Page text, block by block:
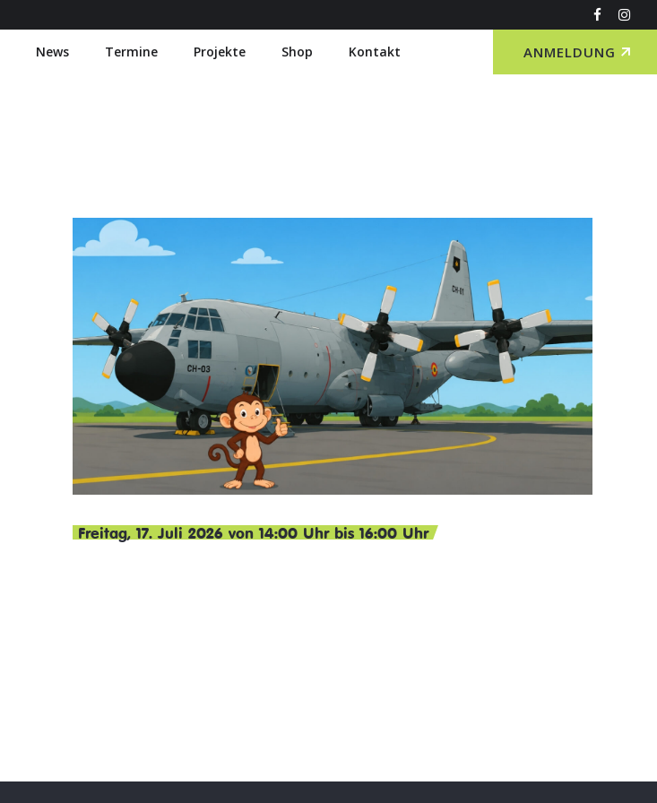
ANMELDUNG
News Termine Projekte Shop Kontakt
Freitag, 17. Juli 2026 von 14:00 Uhr bis 16:00 Uhr